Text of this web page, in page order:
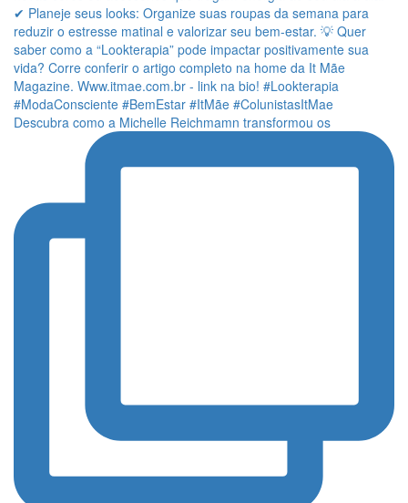
Descubra como a Michelle Reichmamn transformou os